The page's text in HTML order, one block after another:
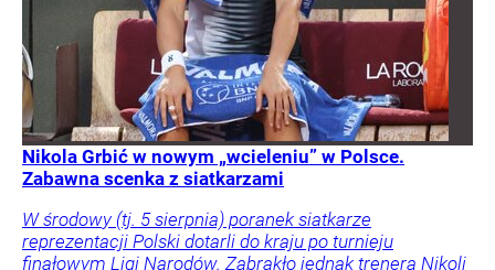
Nikola Grbić w nowym „wcieleniu” w Polsce.
Zabawna scenka z siatkarzami
W środowy (tj. 5 sierpnia) poranek siatkarze
reprezentacji Polski dotarli do kraju po turnieju
finałowym Ligi Narodów. Zabrakło jednak trenera Nikoli